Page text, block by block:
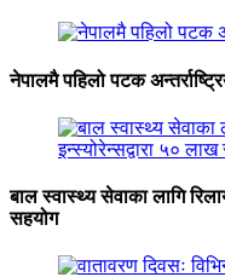
नेपालमै पहिलो पटक
बाल स्वास्थ्य सेवाका लागि
सहयोग